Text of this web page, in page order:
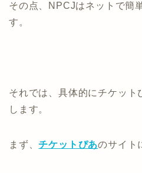
その点、NPCJはネットで簡
す。
それでは、具体的にチケット
します。
まず、チケットぴあのサイト